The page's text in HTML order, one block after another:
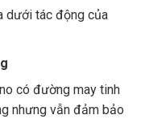
dưới tác động của
có đường may tinh
nhưng vẫn đảm bảo